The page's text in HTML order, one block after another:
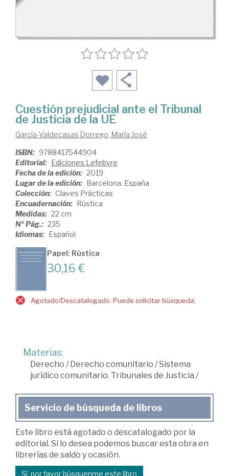
Cuestión prejudicial ante el Tribunal
de Justicia de la UE
García-Valdecasas Dorrego, María José
ISBN: 9788417544904
Editorial:
Ediciones Lefebvre
Fecha de la edición: 2019
Lugar de la edición:
Barcelona. España
Colección: Claves Prácticas
Encuadernación:
Rústica
Medidas: 22 cm
Nº Pág.: 235
Idiomas:
Español
Papel: Rústica
30,16 €
Agotado/Descatalogado. Puede solicitar búsqueda.
Materias:
Derecho / Derecho comunitario /Sistema
jurídico comunitario. Tribunales de Justicia /
Servicio de búsqueda de libros
Este libro está agotado o descatalogado por la
editorial. Si lo desea podemos buscar esta obra en
librerías de saldo y ocasión.
Sí, por favor búsquenme este libro